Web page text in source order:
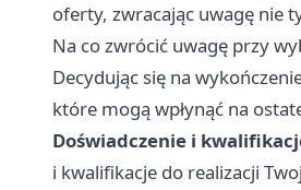
oferty, zwracając uwagę nie
Na co zwrócić uwagę przy
Decydując się na
które mogą wpłynąć na
Doświadczenie i
i kwalifikacje do realizacji